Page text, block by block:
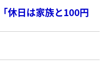
休日は家族と100円